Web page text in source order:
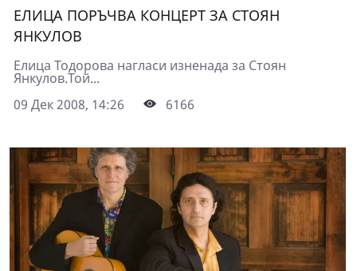
ЕЛИЦА ПОРЪЧВА КОНЦЕРТ ЗА СТОЯН
ЯНКУЛОВ
Елица Тодорова нагласи изненада за Стоян
Янкулов.Той...
09 Дек 2008, 14:26
6166